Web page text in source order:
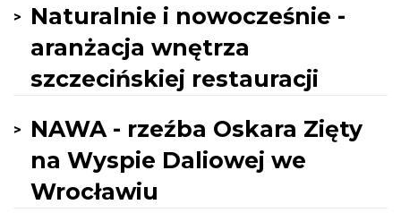
Naturalnie i nowocześnie -
aranżacja wnętrza
szczecińskiej restauracji
NAWA - rzeźba Oskara Zięty
na Wyspie Daliowej we
Wrocławiu